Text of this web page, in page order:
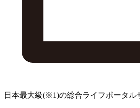
日本最大級(※1)の総合ライフポータル